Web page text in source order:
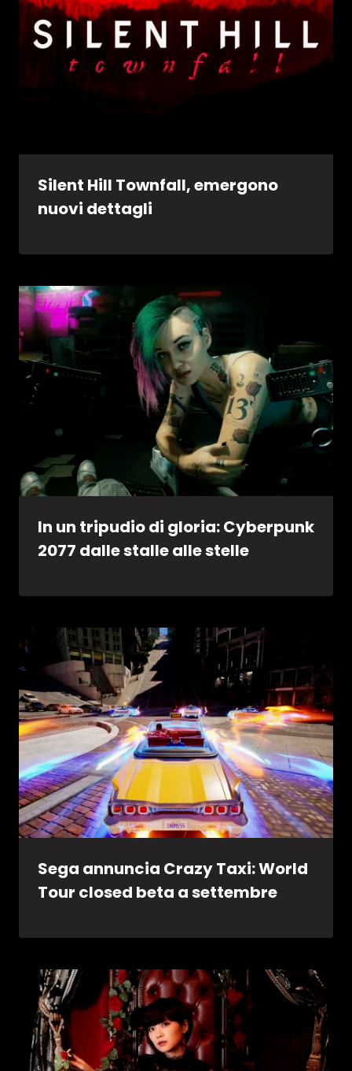
Silent Hill Townfall, emergono
nuovi dettagli
In un tripudio di gloria: Cyberpunk
2077 dalle stalle alle stelle
Sega annuncia Crazy Taxi: World
Tour closed beta a settembre